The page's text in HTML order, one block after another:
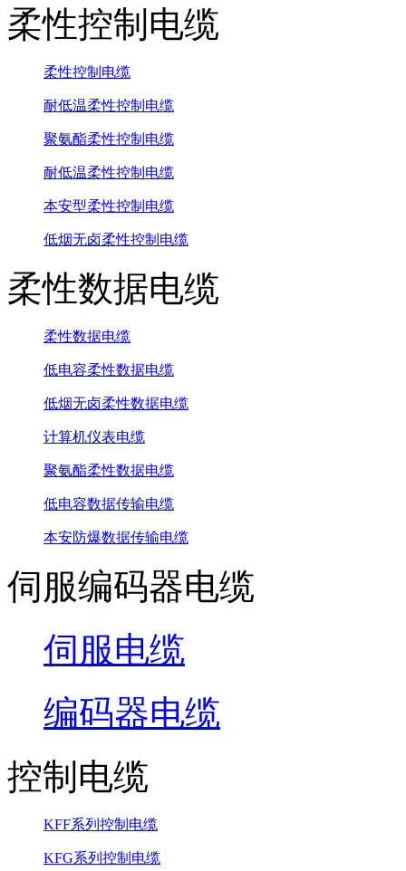
柔性控制电缆
柔性控制电缆
耐低温柔性控制电缆
聚氨酯柔性控制电缆
耐低温柔性控制电缆
本安型柔性控制电缆
低烟无卤柔性控制电缆
柔性数据电缆
柔性数据电缆
低电容柔性数据电缆
低烟无卤柔性数据电缆
计算机仪表电缆
聚氨酯柔性数据电缆
低电容数据传输电缆
本安防爆数据传输电缆
伺服编码器电缆
伺服电缆
编码器电缆
控制电缆
KFF系列控制电缆
KFG系列控制电缆